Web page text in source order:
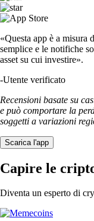
«Questa app è a misura
semplice e le notifiche
asset su cui investire».
-Utente verificato
Recensioni basate su
e può comportare la
soggetti a variazioni
Scarica l'app
Capire le
Diventa un esperto di